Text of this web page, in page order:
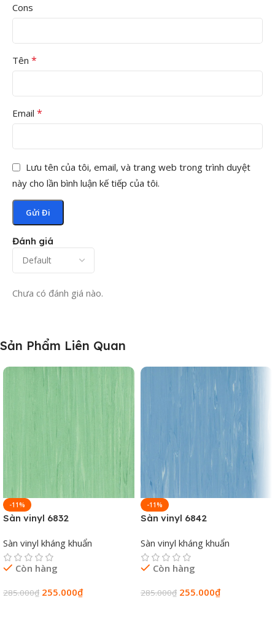
sàn vinyl kháng khuẩn đồng chất nhóm T
Đánh giá
Chưa có đánh giá nào.
Cons
Tên *
Email *
Lưu tên của tôi, email, và trang web trong trình duyệt
này cho lần bình luận kế tiếp của tôi.
Sản Phẩm Liên Quan
-11%
Sàn vinyl 6832
Sàn vinyl kháng khuẩn
Còn hàng
285.000₫ 255.000₫
-11%
Sàn vinyl 6842
Sàn vinyl kháng khuẩn
Còn hàng
285.000₫ 255.000₫